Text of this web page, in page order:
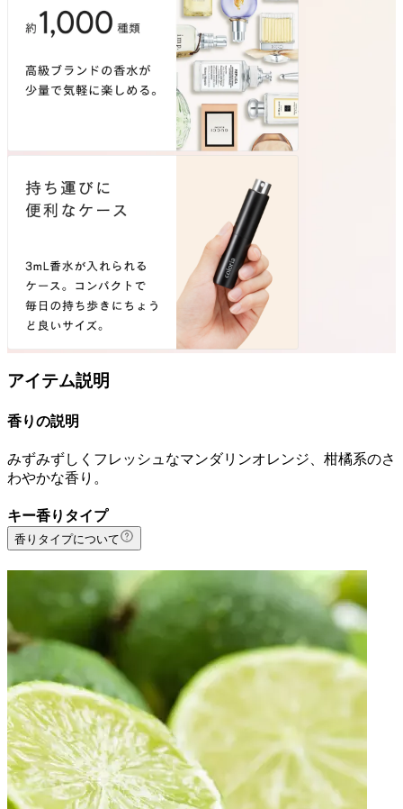
アイテム説明
香りの説明
みずみずしくフレッシュなマンダリンオレンジ、柑橘系のさ
わやかな香り。
キー香りタイプ
香りタイプについて